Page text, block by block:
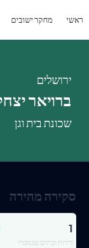
ראשי מחקר ישובים
ירושלים
ברויאר
שכונת בית וגן
סקירה מהירה
1
דירות ובתים שנמכרו